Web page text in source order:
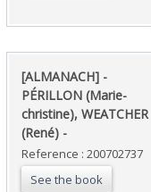
‎[ALMANACH] -
PÉRILLON (Marie-
christine), WEATCHER
(René) - ‎
Reference : 200702737
See the book